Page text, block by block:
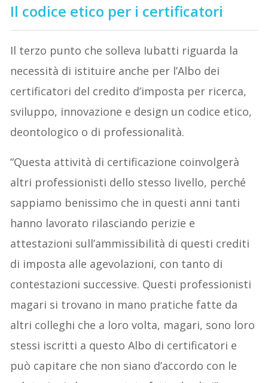
Il codice etico per i certificatori
Il terzo punto che solleva Iubatti riguarda la
necessità di istituire anche per l’Albo dei
certificatori del credito d’imposta per ricerca,
sviluppo, innovazione e design un codice etico,
deontologico o di professionalità.
“Questa attività di certificazione coinvolgerà
altri professionisti dello stesso livello, perché
sappiamo benissimo che in questi anni tanti
hanno lavorato rilasciando perizie e
attestazioni sull’ammissibilità di questi crediti
di imposta alle agevolazioni, con tanto di
contestazioni successive. Questi professionisti
magari si trovano in mano pratiche fatte da
altri colleghi che a loro volta, magari, sono loro
stessi iscritti a questo Albo di certificatori e
può capitare che non siano d’accordo con le